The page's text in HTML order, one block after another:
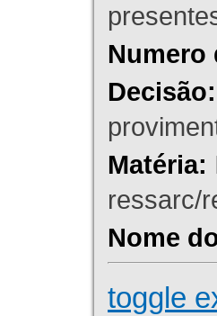
Numero
Decisão:
Matéria:
ressarc/
Nome
toggle